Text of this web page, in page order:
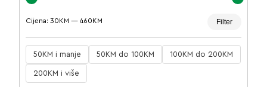
cijena
cijena
Filter
Cijena: 30KM — 460KM
50KM i manje 50KM do 100KM 100KM do 200KM
200KM i više